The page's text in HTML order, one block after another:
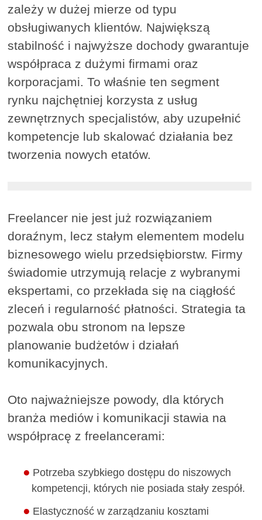
zależy w dużej mierze od typu
obsługiwanych klientów. Największą
stabilność i najwyższe dochody gwarantuje
współpraca z dużymi firmami oraz
korporacjami. To właśnie ten segment
rynku najchętniej korzysta z usług
zewnętrznych specjalistów, aby uzupełnić
kompetencje lub skalować działania bez
tworzenia nowych etatów.
Freelancer nie jest już rozwiązaniem
doraźnym, lecz stałym elementem modelu
biznesowego wielu przedsiębiorstw. Firmy
świadomie utrzymują relacje z wybranymi
ekspertami, co przekłada się na ciągłość
zleceń i regularność płatności. Strategia ta
pozwala obu stronom na lepsze
planowanie budżetów i działań
komunikacyjnych.
Oto najważniejsze powody, dla których
branża mediów i komunikacji stawia na
współpracę z freelancerami:
Potrzeba szybkiego dostępu do niszowych
kompetencji, których nie posiada stały zespół.
Elastyczność w zarządzaniu kosztami